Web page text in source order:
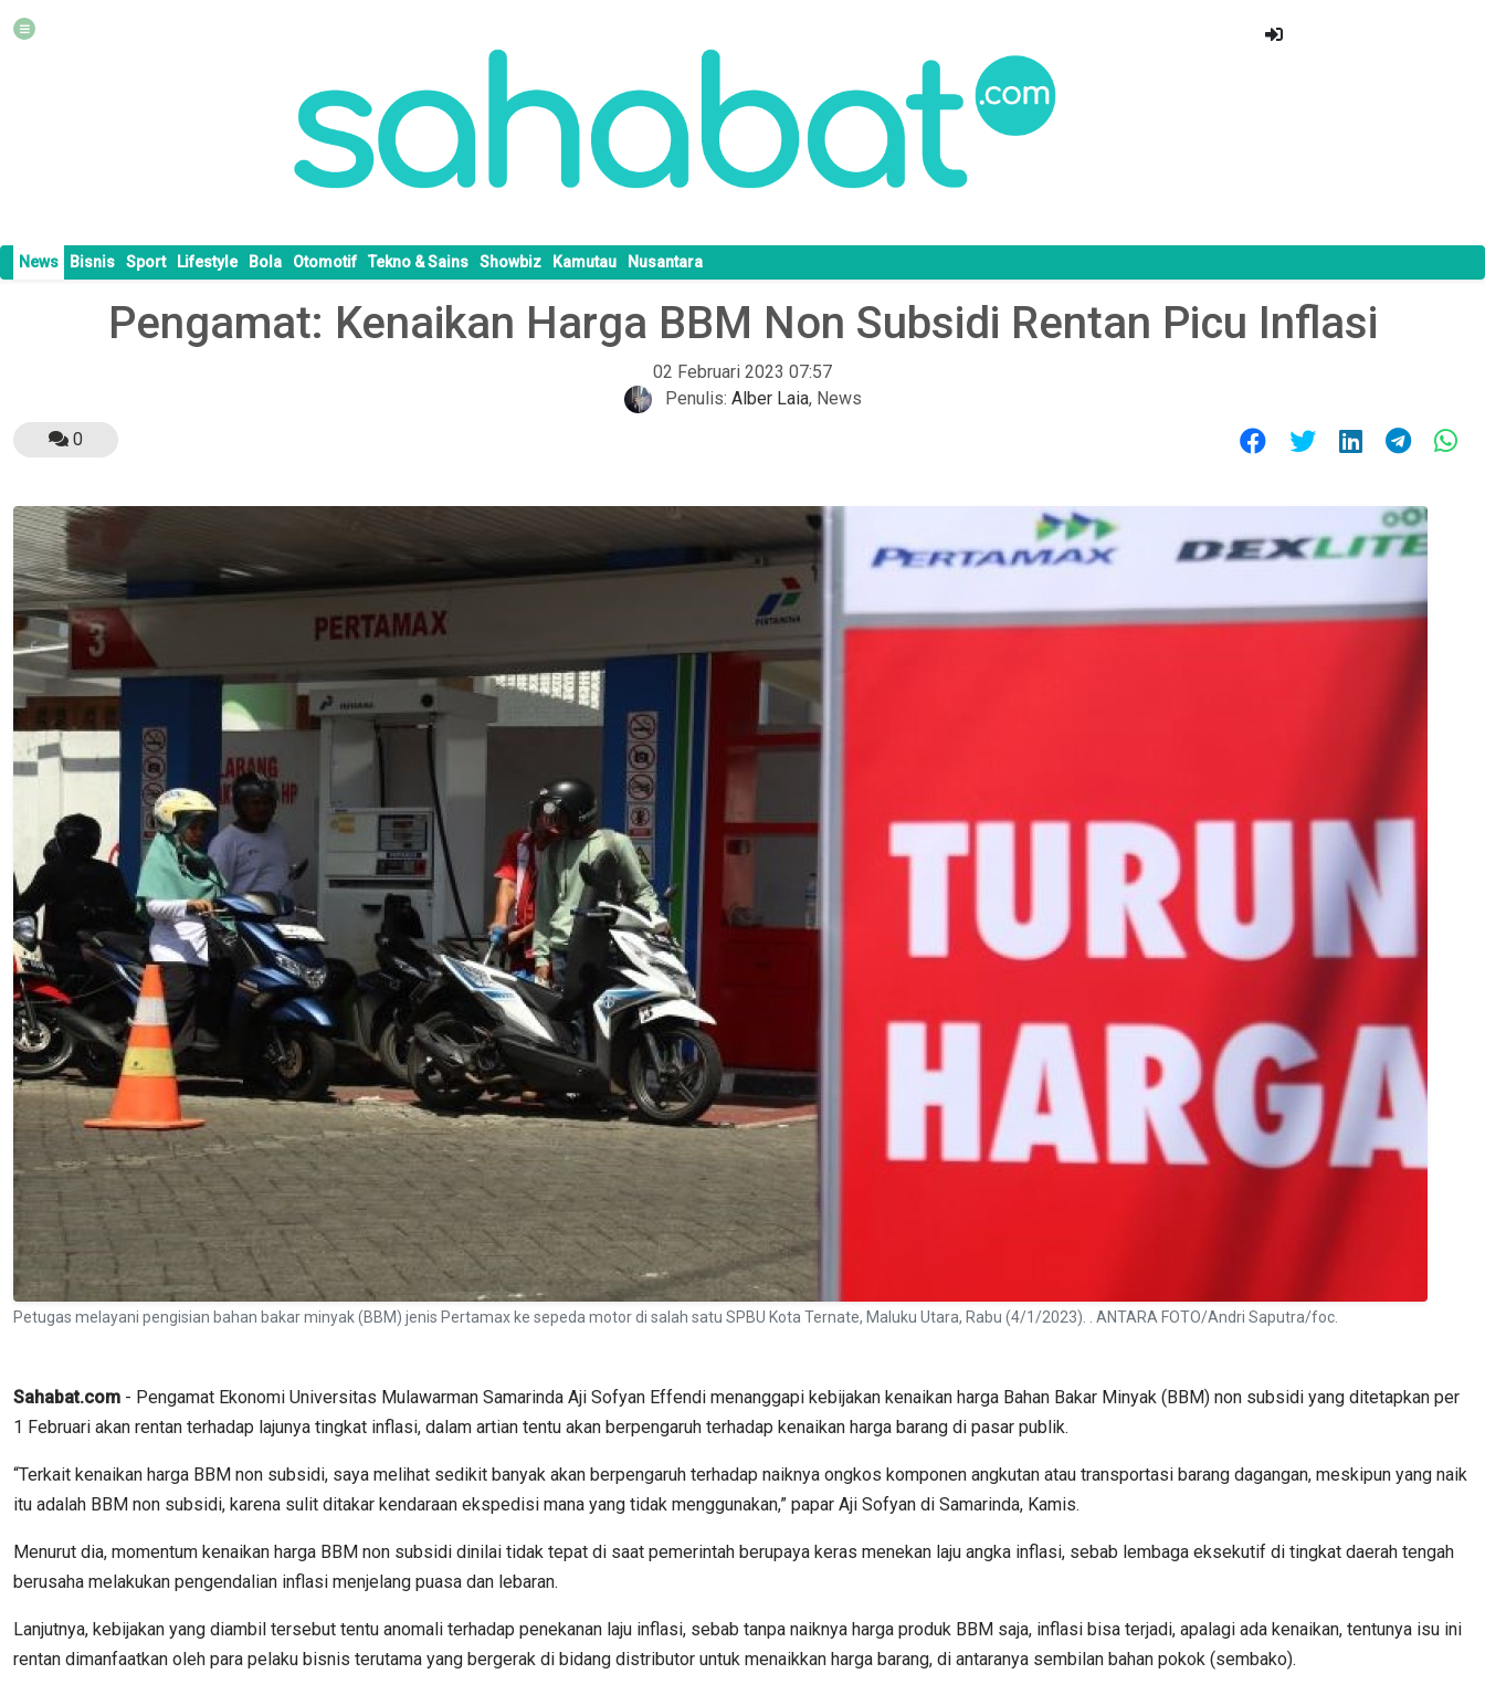
News Bisnis Sport Lifestyle Bola Otomotif Tekno & Sains Showbiz Kamutau Nusantara
Pengamat: Kenaikan Harga BBM Non Subsidi Rentan Picu Inflasi
02 Februari 2023 07:57
Penulis: Alber Laia, News
0
Petugas melayani pengisian bahan bakar minyak (BBM) jenis Pertamax ke sepeda motor di salah satu SPBU Kota Ternate, Maluku Utara, Rabu (4/1/2023). . ANTARA FOTO/Andri Saputra/foc.
Sahabat.com - Pengamat Ekonomi Universitas Mulawarman Samarinda Aji Sofyan Effendi menanggapi kebijakan kenaikan harga Bahan Bakar Minyak (BBM) non subsidi yang ditetapkan per
1 Februari akan rentan terhadap lajunya tingkat inflasi, dalam artian tentu akan berpengaruh terhadap kenaikan harga barang di pasar publik.
“Terkait kenaikan harga BBM non subsidi, saya melihat sedikit banyak akan berpengaruh terhadap naiknya ongkos komponen angkutan atau transportasi barang dagangan, meskipun yang naik
itu adalah BBM non subsidi, karena sulit ditakar kendaraan ekspedisi mana yang tidak menggunakan,” papar Aji Sofyan di Samarinda, Kamis.
Menurut dia, momentum kenaikan harga BBM non subsidi dinilai tidak tepat di saat pemerintah berupaya keras menekan laju angka inflasi, sebab lembaga eksekutif di tingkat daerah tengah
berusaha melakukan pengendalian inflasi menjelang puasa dan lebaran.
Lanjutnya, kebijakan yang diambil tersebut tentu anomali terhadap penekanan laju inflasi, sebab tanpa naiknya harga produk BBM saja, inflasi bisa terjadi, apalagi ada kenaikan, tentunya isu ini
rentan dimanfaatkan oleh para pelaku bisnis terutama yang bergerak di bidang distributor untuk menaikkan harga barang, di antaranya sembilan bahan pokok (sembako).